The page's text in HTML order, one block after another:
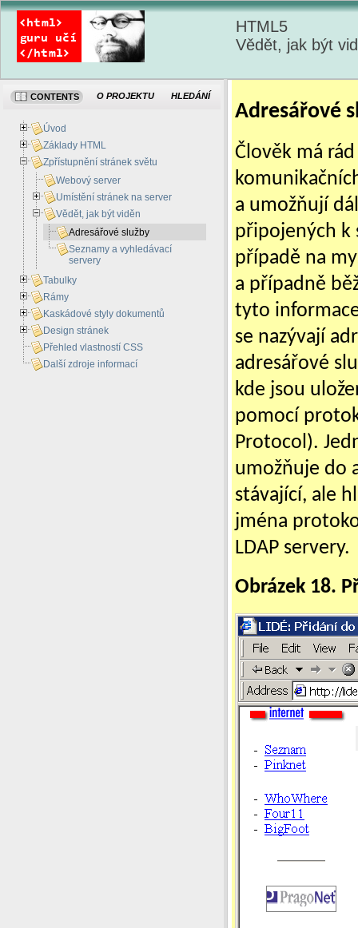
HTML5
Vědět, jak být
Adresářové
Člověk má
a umožňují
připojených k
případě na
a případně
tyto
se nazývají
adresářové
kde jsou
pomocí
Protocol).
umožňuje do
stávající, ale
jména
LDAP servery.
Obrázek 18.
CONTENTS O PROJEKTU HLEDÁNÍ
Úvod
Základy HTML
Zpřístupnění stránek světu
Webový server
Umístění stránek na server
Vědět, jak být viděn
Adresářové služby
Seznamy a vyhledávací
servery
Tabulky
Rámy
Kaskádové styly dokumentů
Design stránek
Přehled vlastností CSS
Další zdroje informací